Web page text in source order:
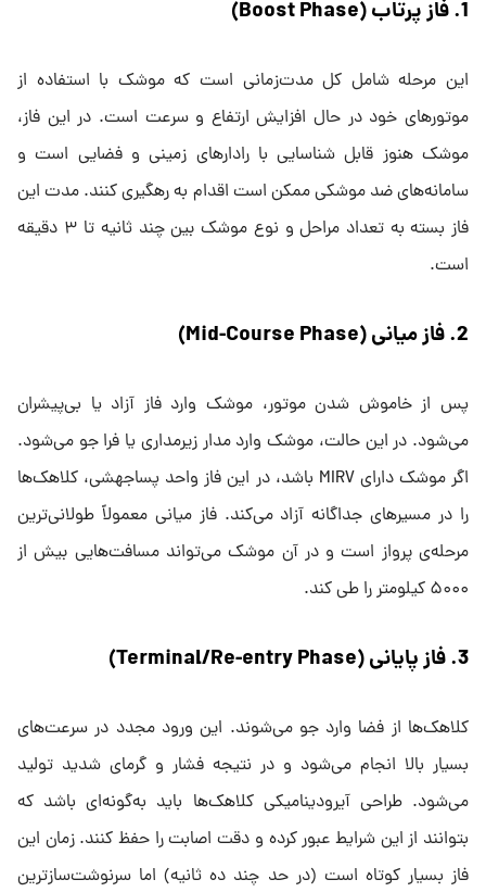
1. فاز پرتاب (Boost Phase)
این مرحله شامل کل مدت‌زمانی است که موشک با استفاده از
موتورهای خود در حال افزایش ارتفاع و سرعت است. در این فاز،
موشک هنوز قابل شناسایی با رادارهای زمینی و فضایی است و
سامانه‌های ضد موشکی ممکن است اقدام به رهگیری کنند. مدت این
فاز بسته به تعداد مراحل و نوع موشک بین چند ثانیه تا ۳ دقیقه
است.
2. فاز میانی (Mid-Course Phase)
پس از خاموش شدن موتور، موشک وارد فاز آزاد یا بی‌پیشران
می‌شود. در این حالت، موشک وارد مدار زیرمداری یا فرا جو می‌شود.
اگر موشک دارای MIRV باشد، در این فاز واحد پساجهشی، کلاهک‌ها
را در مسیرهای جداگانه آزاد می‌کند. فاز میانی معمولاً طولانی‌ترین
مرحله‌ی پرواز است و در آن موشک می‌تواند مسافت‌هایی بیش از
۵۰۰۰ کیلومتر را طی کند.
3. فاز پایانی (Terminal/Re-entry Phase)
کلاهک‌ها از فضا وارد جو می‌شوند. این ورود مجدد در سرعت‌های
بسیار بالا انجام می‌شود و در نتیجه فشار و گرمای شدید تولید
می‌شود. طراحی آیرودینامیکی کلاهک‌ها باید به‌گونه‌ای باشد که
بتوانند از این شرایط عبور کرده و دقت اصابت را حفظ کنند. زمان این
فاز بسیار کوتاه است (در حد چند ده ثانیه) اما سرنوشت‌سازترین